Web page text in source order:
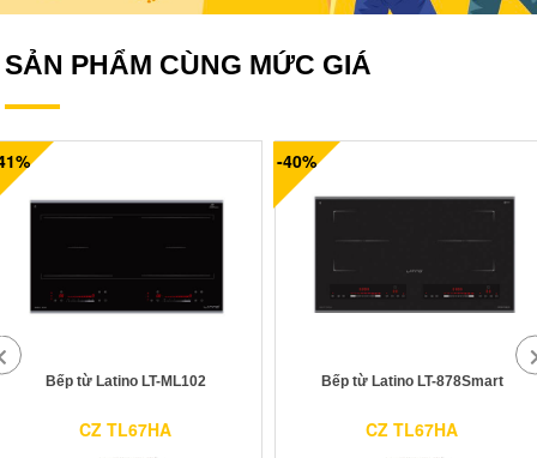
SẢN PHẨM CÙNG MỨC GIÁ
Bếp từ Latino LT-ML102
CZ TL67HA
-40%
Bếp từ Latino LT-878Smart
CZ TL67HA